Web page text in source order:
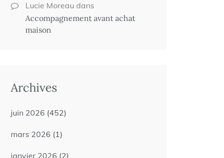
Lucie Moreau dans
Accompagnement avant achat
maison
Archives
juin 2026 (452)
mars 2026 (1)
janvier 2026 (2)